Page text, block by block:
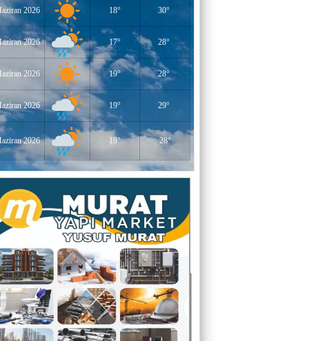
2026 18° 30°
2026 17° 28°
2026 19° 28°
2026 19° 29°
2026 19° 28°
EĞİTİMCİ-YAZAR TUNER
YERLİKAYA
ENGELLİ İNSANLARIN ENGELLİ
YERİNE FAZLA BAKMAK
EĞİTİMCİ - YAZAR : MİDRAN YOKUŞ
DİKİLİ TAŞLAR - 8
EĞİTİMCİ - YAZAR : PROF.DR.
RAMAZAN DEMİR
Gazi Paşa’nın Açtığı Yolda Dünya
Şampiyonluğu
YAZAR : CEM BAYINDIR
BEDRETTİN CÖMERT (1940-1978)
ÜZERİNE
YAZAR : ALİ OĞUZ
“BEN YUNUSUM OKYANUSLARDAN
GELİYORUM”